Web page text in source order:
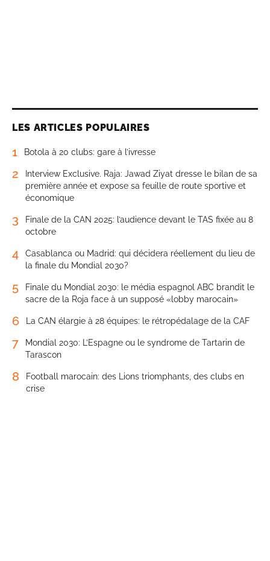
LES ARTICLES POPULAIRES
1 Botola à 20 clubs: gare à l’ivresse
2
Interview Exclusive. Raja: Jawad Ziyat dresse le bilan de sa
première année et expose sa feuille de route sportive et
économique
3
Finale de la CAN 2025: l’audience devant le TAS fixée au 8
octobre
4
Casablanca ou Madrid: qui décidera réellement du lieu de
la finale du Mondial 2030?
5
Finale du Mondial 2030: le média espagnol ABC brandit le
sacre de la Roja face à un supposé «lobby marocain»
6 La CAN élargie à 28 équipes: le rétropédalage de la CAF
7
Mondial 2030: L’Espagne ou le syndrome de Tartarin de
Tarascon
8
Football marocain: des Lions triomphants, des clubs en
crise